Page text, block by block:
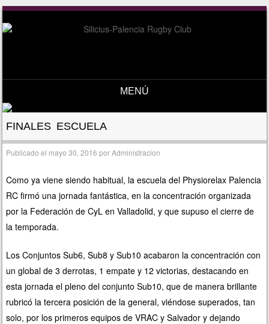
MENÚ
Saltar al contenido
FINALES ESCUELA
Publicado el mayo 30, 2016 porAdministracion
Como ya viene siendo habitual, la escuela del Physiorelax Palencia
RC firmó una jornada fantástica, en la concentración organizada
por la Federación de CyL en Valladolid, y que supuso el cierre de
la temporada.
Los Conjuntos Sub6, Sub8 y Sub10 acabaron la concentración con
un global de 3 derrotas, 1 empate y 12 victorias, destacando en
esta jornada el pleno del conjunto Sub10, que de manera brillante
rubricó la tercera posición de la general, viéndose superados, tan
solo, por los primeros equipos de VRAC y Salvador y dejando